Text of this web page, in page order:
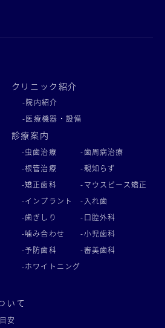
クリニック紹介
-院内紹介
-医療機器・設備
診療案内
-虫歯治療
-根管治療
-矯正歯科
-インプラント
-歯ぎしり
-噛み合わせ
-予防歯科
-ホワイトニング
-歯周病治療
-親知らず
-マウスピース矯正
-入れ歯
-口腔外科
-小児歯科
-審美歯科
いて
安